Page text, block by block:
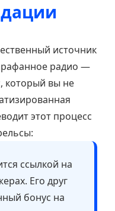
источник
радио —
который вы не
этот процесс
ссылкой на
Его друг
бонус на